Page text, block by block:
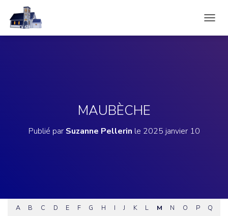
É
N
MAUBÈCHE
Publié par Suzanne Pellerin le 2025 janvier 10
A B C D E F G H I J K L M N O P Q